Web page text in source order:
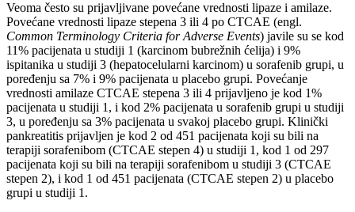
Veoma često su prijavljivane povećane vrednosti lipaze i amilaze.
Povećane vrednosti lipaze stepena 3 ili 4 po CTCAE (engl.
Common Terminology Criteria for Adverse Events) javile su se kod
11% pacijenata u studiji 1 (karcinom bubrežnih ćelija) i 9%
ispitanika u studiji 3 (hepatocelularni karcinom) u sorafenib grupi, u
poređenju sa 7% i 9% pacijenata u placebo grupi. Povećanje
vrednosti amilaze CTCAE stepena 3 ili 4 prijavljeno je kod 1%
pacijenata u studiji 1, i kod 2% pacijenata u sorafenib grupi u studiji
3, u poređenju sa 3% pacijenata u svakoj placebo grupi. Klinički
pankreatitis prijavljen je kod 2 od 451 pacijenata koji su bili na
terapiji sorafenibom (CTCAE stepen 4) u studiji 1, kod 1 od 297
pacijenata koji su bili na terapiji sorafenibom u studiji 3 (CTCAE
stepen 2), i kod 1 od 451 pacijenata (CTCAE stepen 2) u placebo
grupi u studiji 1.